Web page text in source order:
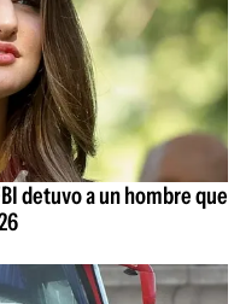
detuvo a un hombre que